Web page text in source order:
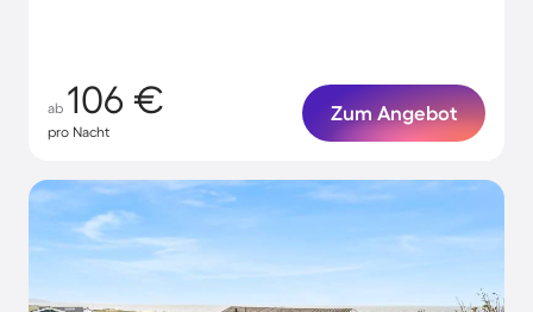
ab 106 €
pro Nacht
Zum Angebot